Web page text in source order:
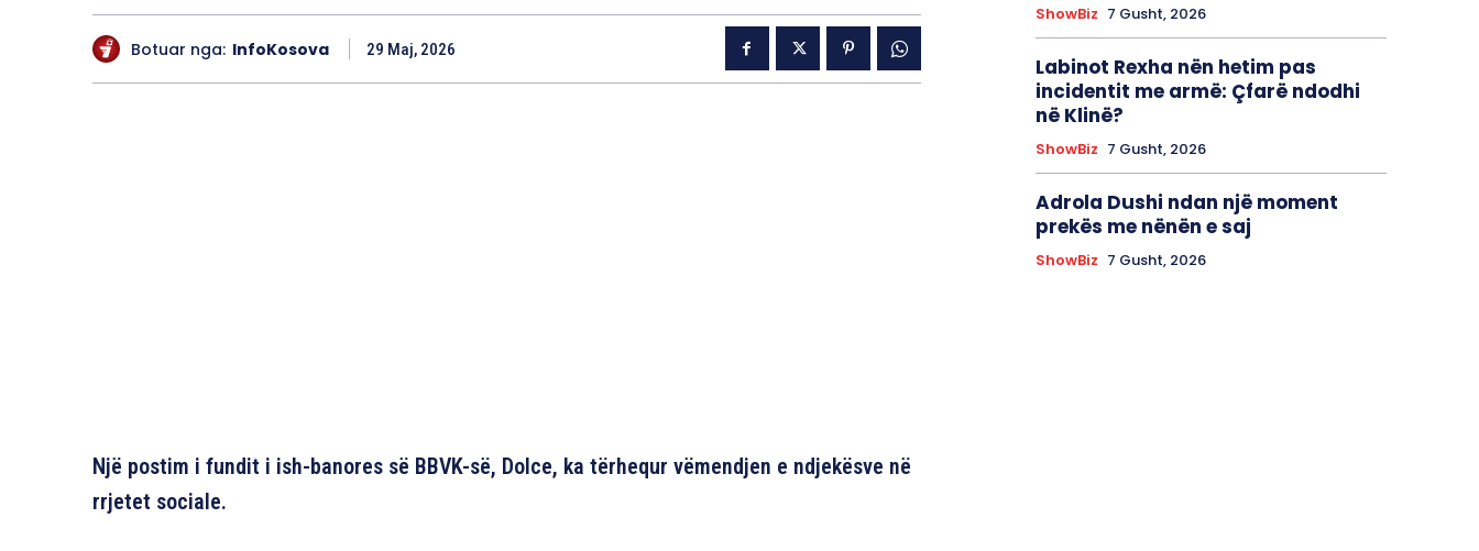
Botuar nga: InfoKosova 29 Maj, 2026
Një postim i fundit i ish-banores së BBVK-së, Dolce, ka tërhequr vëmendjen e ndjekësve në
rrjetet sociale.
ShowBiz 7 Gusht, 2026
Labinot Rexha nën hetim pas
incidentit me armë: Çfarë ndodhi
në Klinë?
ShowBiz 7 Gusht, 2026
Adrola Dushi ndan një moment
prekës me nënën e saj
ShowBiz 7 Gusht, 2026